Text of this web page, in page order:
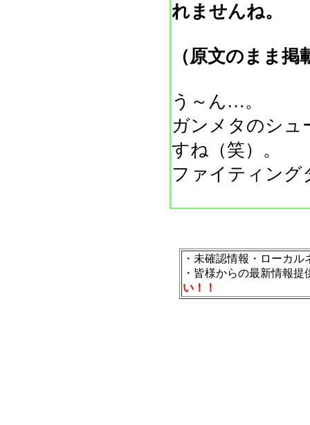
れませんね。
（原文のまま掲
う～ん…。
ガンメタのシュ
すね（笑）。
ファイティング
・未確認情報・ローカル
・皆様からの最新情報
い！！